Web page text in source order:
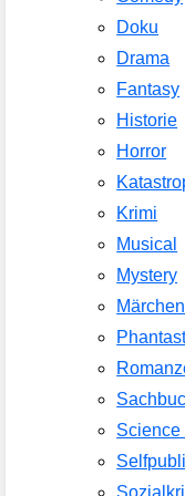
Doku
Drama
Fantasy
Historie
Horror
Krimi
Musical
Mystery
Märchen
Science